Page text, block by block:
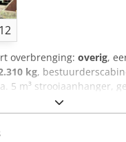
12
overbrenging: overig,
kg,
5 m³ strooiaanhanger,
kg. Strooiaanhanger: ca.
OVER ACCESSOIRES
vergissingen